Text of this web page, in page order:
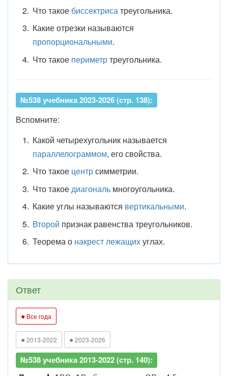
Что такое биссектриса треугольника.
Какие отрезки называются
пропорциональными.
Что такое периметртреугольника.
№538 учебника 2023-2026 (стр. 138):
Вспомните:
Какой четырехугольник называется
параллелограммом, его свойства.
Что такое центрсимметрии.
Что такое диагональмногоугольника.
Какие углы называются вертикальными.
Второй признак равенства треугольников.
Теорема о накрест лежащихуглах.
Ответ
● Все года
● 2013-2022 ● 2023-2026
№538 учебника 2013-2022 (стр. 140):